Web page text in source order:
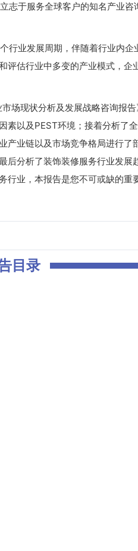
于服务全球客户的知名产业咨
业发展周期，伴随着行业内企
估行业中多变的产业模式，企
现状分析及发展战略咨询报告
素以及PEST环境；接着分析了
业链以及市场竞争格局进行了
后分析了装饰装修服务行业发展
业，本报告是您不可或缺的重
目录